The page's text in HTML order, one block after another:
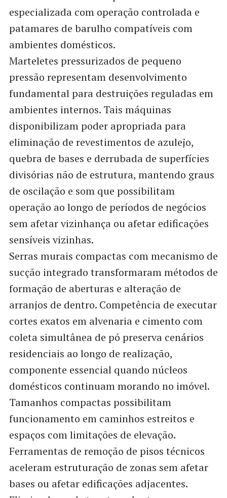
especializada com operação controlada e
patamares de barulho compatíveis com
ambientes domésticos.
Marteletes pressurizados de pequeno
pressão representam desenvolvimento
fundamental para destruições reguladas em
ambientes internos. Tais máquinas
disponibilizam poder apropriada para
eliminação de revestimentos de azulejo,
quebra de bases e derrubada de superfícies
divisórias não de estrutura, mantendo graus
de oscilação e som que possibilitam
operação ao longo de períodos de negócios
sem afetar vizinhança ou afetar edificações
sensíveis vizinhas.
Serras murais compactas com mecanismo de
sucção integrado transformaram métodos de
formação de aberturas e alteração de
arranjos de dentro. Competência de executar
cortes exatos em alvenaria e cimento com
coleta simultânea de pó preserva cenários
residenciais ao longo de realização,
componente essencial quando núcleos
domésticos continuam morando no imóvel.
Tamanhos compactas possibilitam
funcionamento em caminhos estreitos e
espaços com limitações de elevação.
Ferramentas de remoção de pisos técnicos
aceleram estruturação de zonas sem afetar
bases ou afetar edificações adjacentes.